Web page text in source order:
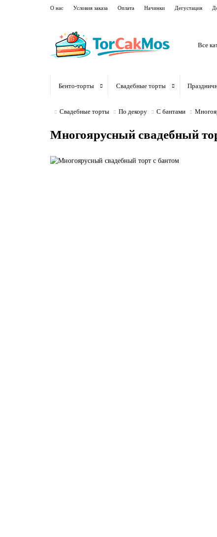
О нас Условия заказа Оплата Начинки Дегустация
Все
Бенто-торты Свадебные торты
Свадебные торты По декору С бантами
Многоярусный свадебный